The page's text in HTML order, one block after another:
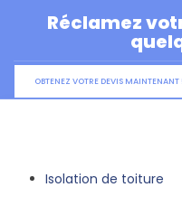
Réclamez
OBTENEZ VOTRE DEVIS MAINTENANT !
Isolation de toiture